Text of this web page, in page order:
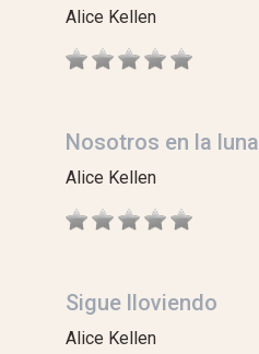
Alice Kellen
Nosotros en la luna
Alice Kellen
Sigue lloviendo
Alice Kellen